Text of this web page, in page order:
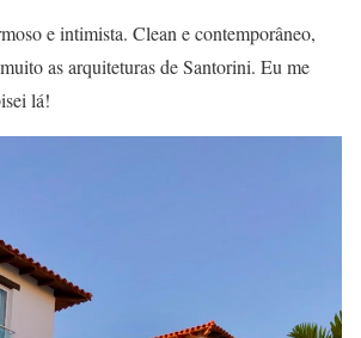
e intimista. Clean e contemporâneo,
as arquiteturas de Santorini. Eu me
lá!